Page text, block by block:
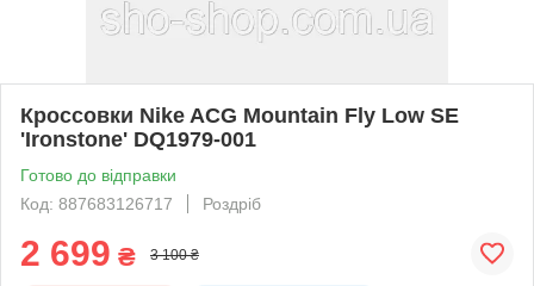
Кроссовки Nike ACG Mountain Fly Low SE
'Ironstone' DQ1979-001
Готово до відправки
Код: 887683126717
Роздріб
2 699 ₴ 3 100 ₴